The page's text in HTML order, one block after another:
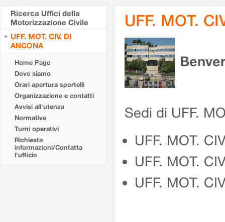
Ricerca Uffici della
Motorizzazione Civile
UFF. MOT. CIV. DI
ANCONA
Home Page
Dove siamo
Orari apertura sportelli
Organizzazione e contatti
Avvisi all'utenza
Normative
Turni operativi
Richiesta
informazioni/Contatta
l'ufficio
UFF. MOT.
Sedi di UFF.
UFF. MOT.
UFF. MOT.
UFF. MOT.